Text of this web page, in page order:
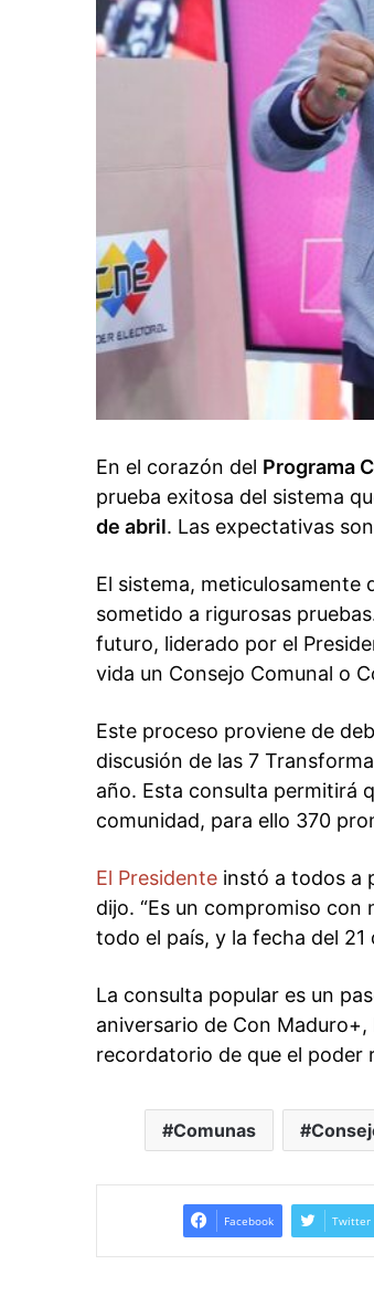
En el corazón del Programa
prueba exitosa del sistema
de abril. Las expectativas
El sistema, meticulosamente
sometido a rigurosas
futuro, liderado por el
vida un Consejo Comunal o
Este proceso proviene de
discusión de las 7
año. Esta consulta permitirá
comunidad, para ello 370
El Presidente instó a todos a
dijo. “Es un compromiso con
todo el país, y la fecha del
La consulta popular es un
aniversario de Con
recordatorio de que el poder
Comunas
Facebook Twitter